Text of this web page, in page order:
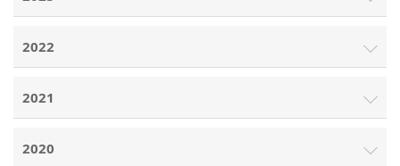
2022
2021
2020